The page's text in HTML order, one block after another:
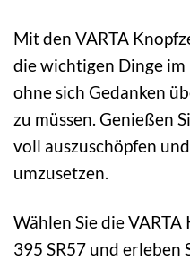
Mit den VARTA
die wichtigen Dinge
ohne sich Gedanken
zu müssen. Genießen
voll auszuschöpfen
umzusetzen.
Wählen Sie die
395 SR57 und erleben